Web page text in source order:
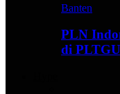
Banten
PLN
di